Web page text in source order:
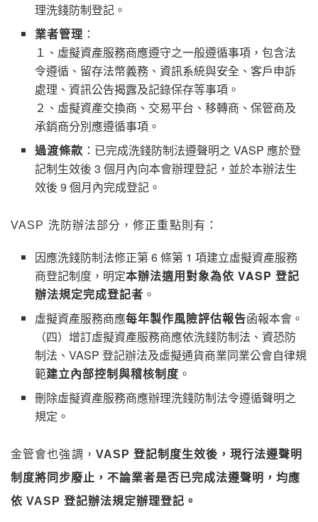
理洗錢防制登記。
業者管理 ：
１、虛擬資產服務商應遵守之一般遵循事項，包含法
令遵循、留存法幣義務、資訊系統與安全、客戶申訴
處理、資訊公告揭露及記錄保存等事項。
２、虛擬資產交換商、交易平台、移轉商、保管商及
承銷商分別應遵循事項。
過渡條款 ：已完成洗錢防制法遵聲明之 VASP 應於登
記制生效後 3 個月內向本會辦理登記，並於本辦法生
效後 9 個月內完成登記。
VASP 洗防辦法部分，修正重點則有：
因應洗錢防制法修正第 6 條第 1 項建立虛擬資產服務
商登記制度，明定本辦法適用對象為依 VASP 登記
辦法規定完成登記者 。
虛擬資產服務商應每年製作風險評估報告函報本會。
（四）增訂虛擬資產服務商應依洗錢防制法、資恐防
制法、VASP 登記辦法及虛擬通貨商業同業公會自律規
範建立內部控制與稽核制度 。
刪除虛擬資產服務商應辦理洗錢防制法令遵循聲明之
規定。
金管會也強調， VASP 登記制度生效後，現行法遵聲明
制度將同步廢止，不論業者是否已完成法遵聲明，均應
依 VASP 登記辦法規定辦理登記。